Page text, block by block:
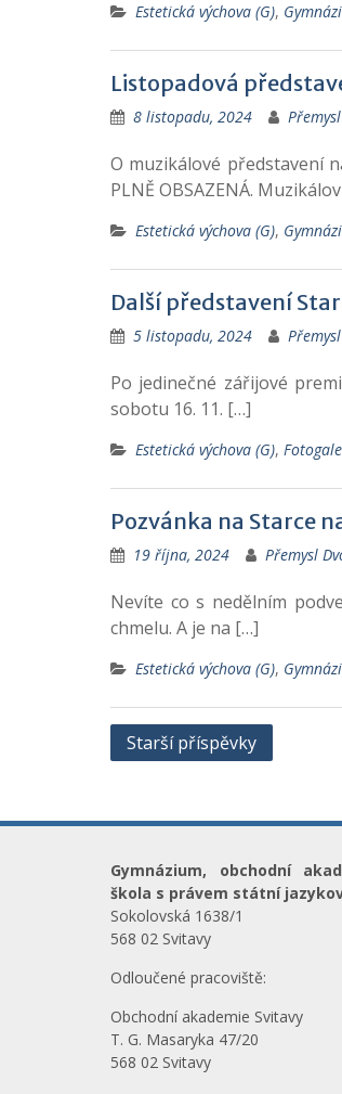
Estetická výchova (G),
Listopadová
8 listopadu, 2024
O muzikálové představení
PLNĚ OBSAZENÁ.
Estetická výchova (G),
Další představení
5 listopadu, 2024
Po jedinečné zářijové
sobotu 16. 11. […]
Estetická výchova (G),
Pozvánka na Starce
19 října, 2024 Přemysl
Nevíte co s nedělním
chmelu. A je na […]
Estetická výchova (G),
Navigace
Starší příspěvky
Gymnázium, obchodní
škola s právem státní
Sokolovská 1638/1
568 02 Svitavy
Odloučené pracoviště:
Obchodní akademie Svitavy
T. G. Masaryka 47/20
568 02 Svitavy